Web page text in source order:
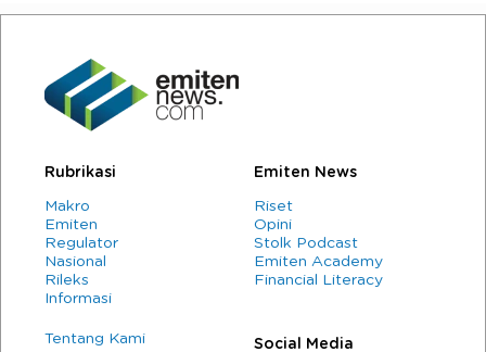
Rubrikasi
Makro
Emiten
Regulator
Nasional
Rileks
Informasi
Emiten News
Riset
Opini
Stolk Podcast
Emiten Academy
Financial Literacy
Tentang Kami
Social Media